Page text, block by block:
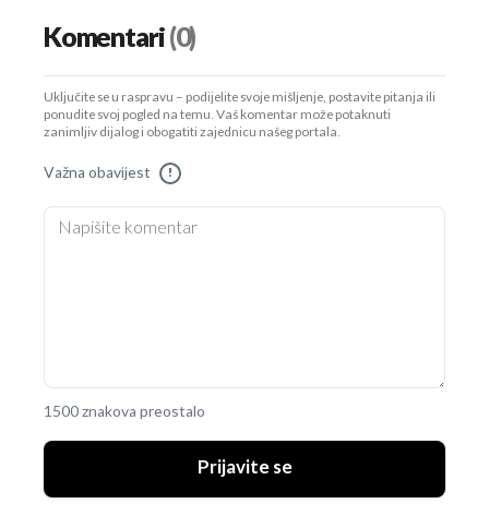
Komentari(0)
Uključite se u raspravu – podijelite svoje mišljenje, postavite pitanja ili
ponudite svoj pogled na temu. Vaš komentar može potaknuti
zanimljiv dijalog i obogatiti zajednicu našeg portala.
Važna obavijest !
1500 znakova preostalo
Prijavite se